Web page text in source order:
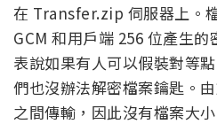
在 Transfer.zip 伺服器上。
GCM 和用戶端 256 位產生
表說如果有人可以假裝對等
們也沒辦法解密檔案鑰匙。
之間傳輸，因此沒有檔案大